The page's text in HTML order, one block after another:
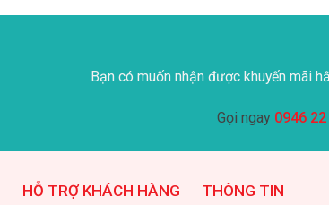
Bạn có muốn nhận được khuyến mãi
Gọi ngay 0946
HỖ TRỢ KHÁCH HÀNG THÔNG TIN